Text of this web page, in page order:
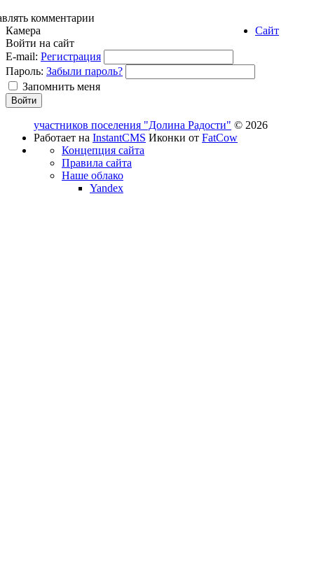
комментарии
Камера
Войти на сайт
E-mail: Регистрация
Пароль: Забыли пароль?
Запомнить меня
Сайт
участников поселения "Долина Радости" © 2026
Работает на InstantCMS Иконки от FatCow
Концепция сайта
Правила сайта
Наше облако
Yandex